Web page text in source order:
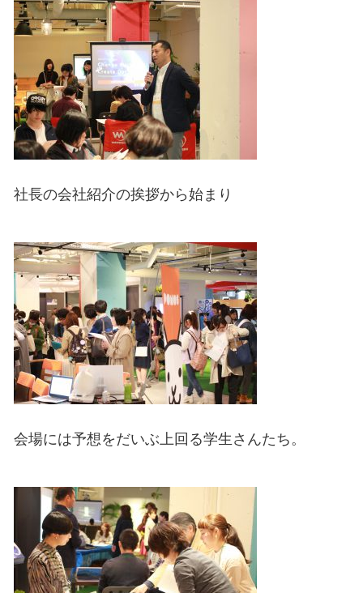
社長の会社紹介の挨拶から始まり
会場には予想をだいぶ上回る学生さんたち。